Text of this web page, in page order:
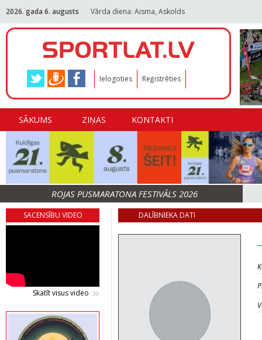
2026. gada 6. augusts Vārda diena: Aisma, Askolds
Ielogoties Reģistrēties
SĀKUMS ZIŅAS KONTAKTI
ROJAS PUSMARATONA FESTIVĀLS 2026
SACENSĪBU VIDEO
Skatīt visus video
DALĪBNIEKA DATI